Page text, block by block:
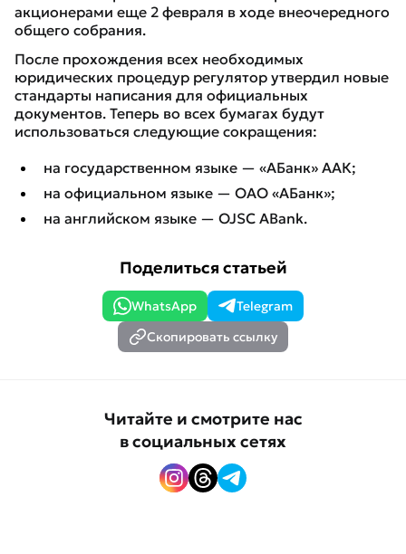
акционерами еще 2 февраля в ходе внеочередного
общего собрания.
После прохождения всех необходимых
юридических процедур регулятор утвердил новые
стандарты написания для официальных
документов. Теперь во всех бумагах будут
использоваться следующие сокращения:
на государственном языке — «АБанк» ААК;
на официальном языке — ОАО «АБанк»;
на английском языке — OJSC ABank.
Поделиться статьей
WhatsApp
Telegram
Скопировать ссылку
Читайте и смотрите нас
в социальных сетях